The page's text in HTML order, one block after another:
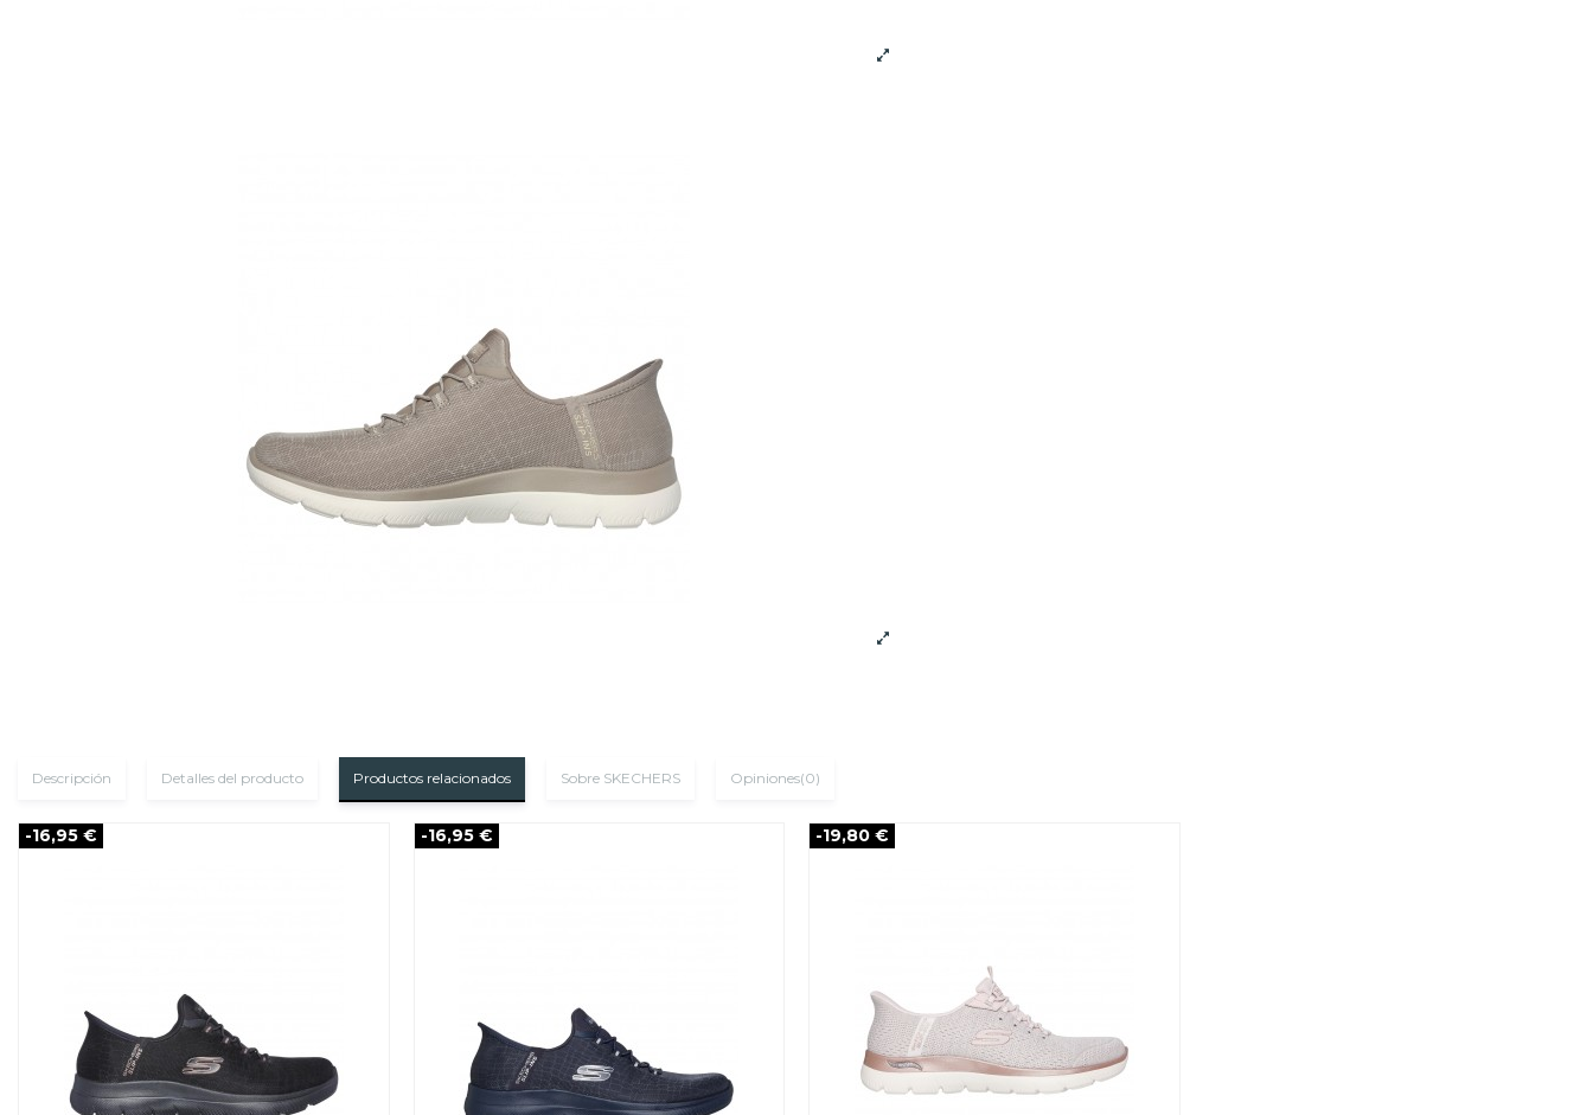
Descripción Detalles del producto Productos relacionados Sobre SKECHERS Opiniones(0)
-16,95 € -16,95 € -19,80 €